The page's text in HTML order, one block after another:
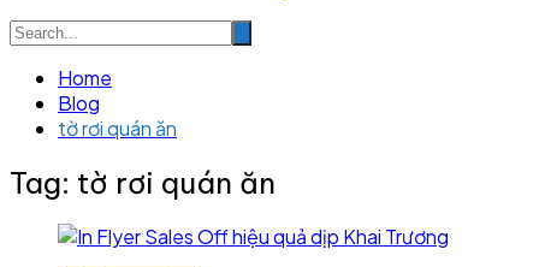
Home
Blog
tờ rơi quán ăn
Tag: tờ rơi quán ăn